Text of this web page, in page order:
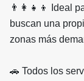
👨‍👩‍👧‍👦 Ideal
buscan una
zonas más
🚗 Todos los